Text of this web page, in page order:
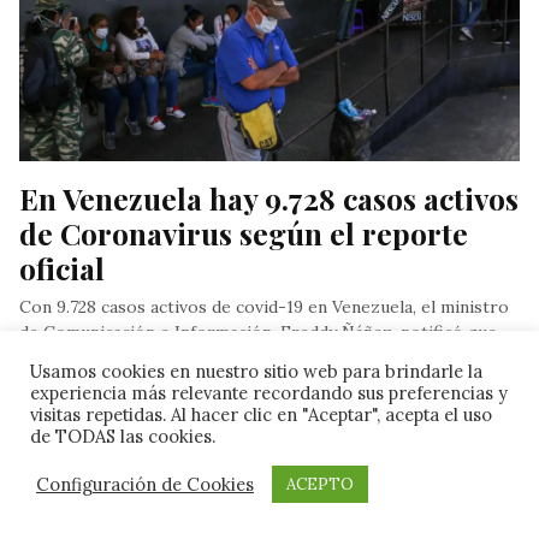
En Venezuela hay 9.728 casos activos
de Coronavirus según el reporte
oficial
Con 9.728 casos activos de covid-19 en Venezuela, el ministro
de Comunicación e Información, Freddy Ñáñez, notificó que
Por Dignora Zea/ Venezuela, Agosto 19, 2021
Usamos cookies en nuestro sitio web para brindarle la
experiencia más relevante recordando sus preferencias y
visitas repetidas. Al hacer clic en "Aceptar", acepta el uso
de TODAS las cookies.
Configuración de Cookies ACEPTO